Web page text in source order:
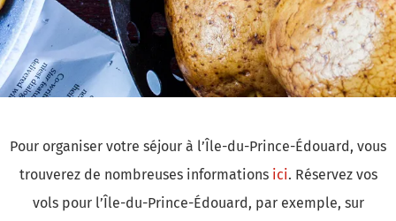
Pour organiser votre séjour à l’Île-du-Prince-Édouard, vous
trouverez de nombreuses informations ici. Réservez vos
vols pour l’Île-du-Prince-Édouard, par exemple, sur